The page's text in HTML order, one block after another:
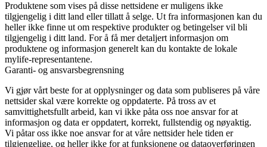
Produktene som vises på disse nettsidene er muligens ikke
tilgjengelig i ditt land eller tillatt å selge. Ut fra informasjonen kan du
heller ikke finne ut om respektive produkter og betingelser vil bli
tilgjengelig i ditt land. For å få mer detaljert informasjon om
produktene og informasjon generelt kan du kontakte de lokale
mylife-representantene.
Garanti- og ansvarsbegrensning
Vi gjør vårt beste for at opplysninger og data som publiseres på våre
nettsider skal være korrekte og oppdaterte. På tross av et
samvittighetsfullt arbeid, kan vi ikke påta oss noe ansvar for at
informasjon og data er oppdatert, korrekt, fullstendig og nøyaktig.
Vi påtar oss ikke noe ansvar for at våre nettsider hele tiden er
tilgjengelige, og heller ikke for at funksjonene og dataoverføringen